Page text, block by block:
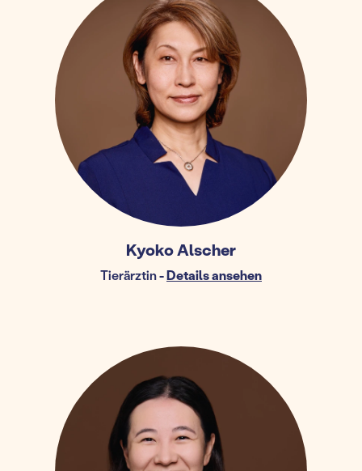
Kyoko Alscher
Tierärztin-Details ansehen